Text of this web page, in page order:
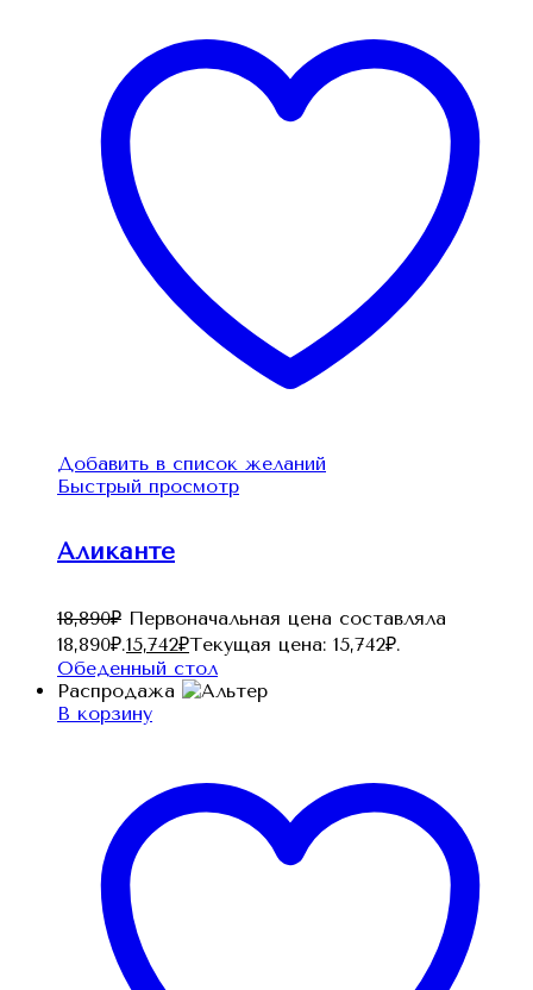
Добавить в список желаний
Быстрый просмотр
Аликанте
18,890₽ Первоначальная цена составляла
18,890₽.15,742₽Текущая цена: 15,742₽.
Обеденный стол
Распродажа
В корзину